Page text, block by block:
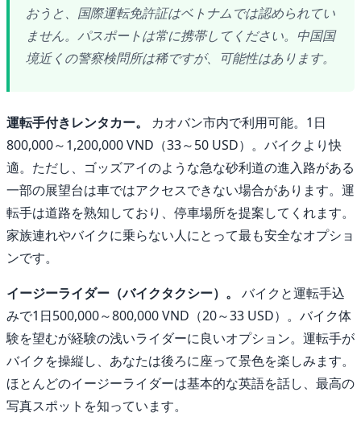
おうと、国際運転免許証はベトナムでは認められてい
ません。パスポートは常に携帯してください。中国国
境近くの警察検問所は稀ですが、可能性はあります。
運転手付きレンタカー。
カオバン市内で利用可能。1日
800,000～1,200,000 VND（33～50 USD）。バイクより快
適。ただし、ゴッズアイのような急な砂利道の進入路がある
一部の展望台は車ではアクセスできない場合があります。運
転手は道路を熟知しており、停車場所を提案してくれます。
家族連れやバイクに乗らない人にとって最も安全なオプショ
ンです。
イージーライダー（バイクタクシー）。
バイクと運転手込
みで1日500,000～800,000 VND（20～33 USD）。バイク体
験を望むが経験の浅いライダーに良いオプション。運転手が
バイクを操縦し、あなたは後ろに座って景色を楽しみます。
ほとんどのイージーライダーは基本的な英語を話し、最高の
写真スポットを知っています。